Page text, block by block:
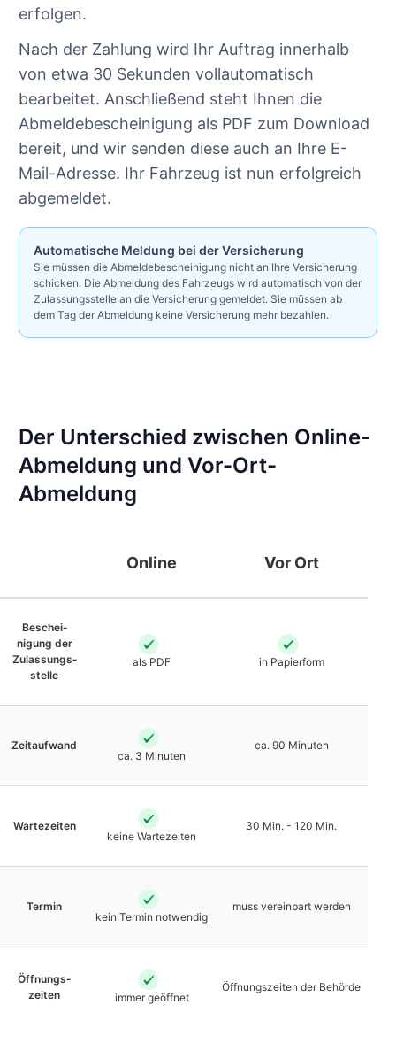
erfolgen.
Nach der Zahlung wird Ihr Auftrag innerhalb
von etwa 30 Sekunden vollautomatisch
bearbeitet. Anschließend steht Ihnen die
Abmeldebescheinigung als PDF zum Download
bereit, und wir senden diese auch an Ihre E-
Mail-Adresse. Ihr Fahrzeug ist nun erfolgreich
abgemeldet.
Automatische Meldung bei der Versicherung
Sie müssen die Abmeldebescheinigung nicht an Ihre Versicherung
schicken. Die Abmeldung des Fahrzeugs wird automatisch von der
Zulassungsstelle an die Versicherung gemeldet. Sie müssen ab
dem Tag der Abmeldung keine Versicherung mehr bezahlen.
Der Unterschied zwischen Online-
Abmeldung und Vor-Ort-
Abmeldung
Online Vor Ort
Beschei­
nigung der
Zulassungs­
stelle
als PDF in Papierform
Zeit­aufwand
ca. 3 Minuten
ca. 90 Minuten
Warte­zeiten
keine Warte­zeiten
30 Min. - 120 Min.
Termin
kein Termin notwendig
muss vereinbart werden
Öffnungs­
zeiten
immer geöffnet
Öffnungs­zeiten der Behörde